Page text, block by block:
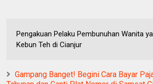
Pengakuan Pelaku Pembunuhan Wanita
Kebun Teh di Cianjur
Gampang Banget! Begini Cara Bayar